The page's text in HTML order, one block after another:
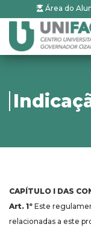
Área do
CAPÍTULO I DAS
Art. 1º Este
relacionadas a este